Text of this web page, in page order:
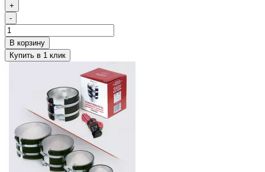
+
-